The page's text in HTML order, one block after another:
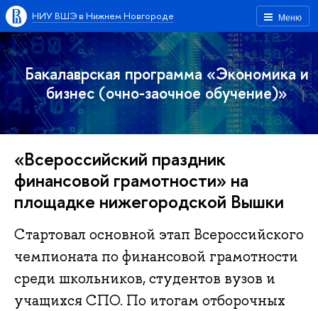
Меню
НИУ ВШЭ в Нижнем Новгороде
Бакалаврская программа «Экономика и
бизнес (очно-заочное обучение)»
«Всероссийский праздник
финансовой грамотности» на
площадке нижегородской Вышки
Стартовал основной этап Всероссийского
чемпионата по финансовой грамотности
среди школьников, студентов вузов и
учащихся СПО. По итогам отборочных